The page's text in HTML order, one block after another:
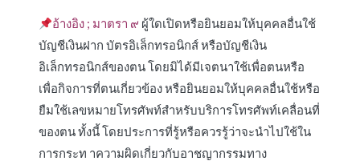
อ้างอิง ; มาตรา ๙ ผู้ใดเปิดหรือยินยอมให้บุคคลอื่นใช้
บัญชีเงินฝาก บัตรอิเล็กทรอนิกส์ หรือบัญชีเงิน
อิเล็กทรอนิกส์ของตน โดยมิได้มีเจตนาใช้เพื่อตนหรือ
เพื่อกิจการที่ตนเกี่ยวข้อง หรือยินยอมให้บุคคลอื่นใช้หรือ
ยืมใช้เลขหมายโทรศัพท์สำหรับบริการโทรศัพท์เคลื่อนที่
ของตน ทั้งนี้ โดยประการที่รู้หรือควรรู้ว่าจะนำไปใช้ใน
การกระท าความผิดเกี่ยวกับอาชญากรรมทาง